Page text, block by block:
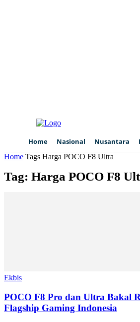
Home Nasional Nusantara
Home Tags Harga POCO F8 Ultra
Tag: Harga POCO F8
Ekbis
POCO F8 Pro dan Ultra Bakal
Flagship Gaming Indonesia